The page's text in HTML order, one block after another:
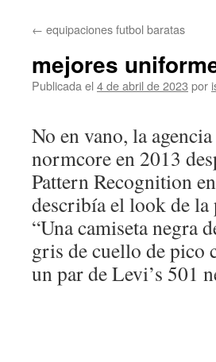
contenido
← equipaciones futbol baratas
mejores
Publicada el 4 de abril de 2023 por
No en vano, la
normcore en 2013
Pattern Recognition
describía el look de la
“Una camiseta negra
gris de cuello de pico
un par de Levi’s 501